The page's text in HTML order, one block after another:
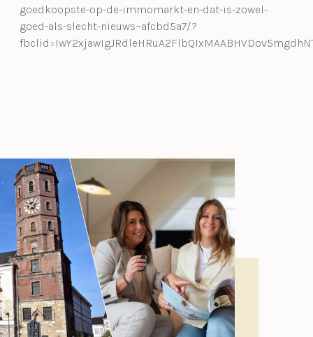
goedkoopste-op-de-immomarkt-en-dat-is-zowel-
goed-als-slecht-nieuws~afcbd5a7/?